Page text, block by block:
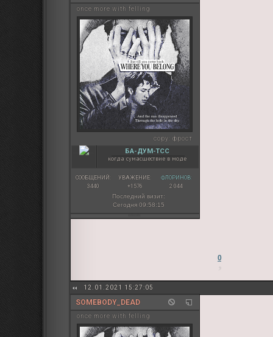
once more with felling
copy: фрост
БА-ДУМ-ТСС
когда сумасшествие в моде
СООБЩЕНИЙ:
3440
УВАЖЕНИЕ:
+1576
ФЛОРИНОВ:
2 044
Последний визит:
Сегодня 09:58:15
0
12.01.2021 15:27:05
SOMEBODY_DEAD
once more with felling